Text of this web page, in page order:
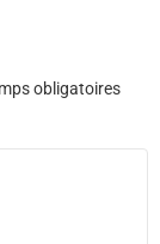
obligatoires